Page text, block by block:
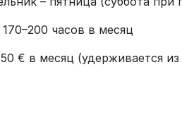
часов в месяц
€ в месяц (удерживается из